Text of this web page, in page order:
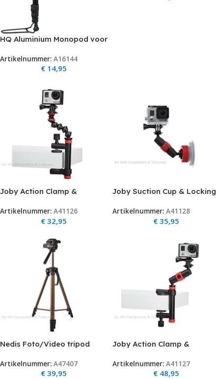
HQ Aluminium Monopod voor
Artikelnummer: A16144
€ 14,95
Joby Action Clamp &
Artikelnummer: A41126
€ 32,95
Joby Suction Cup & Locking
Artikelnummer: A41128
€ 35,95
Nedis Foto/Video tripod
Artikelnummer: A47407
€ 39,95
Joby Action Clamp &
Artikelnummer: A41127
€ 48,95